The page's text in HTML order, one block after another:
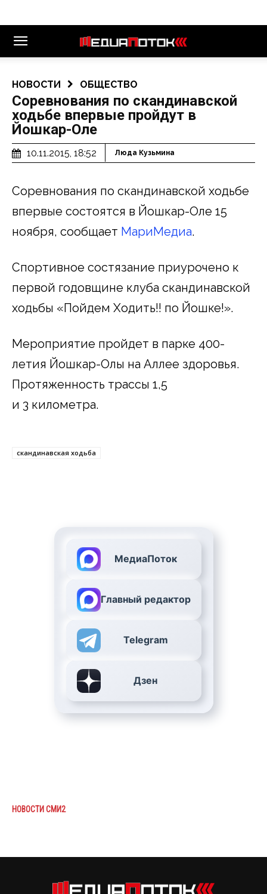
НОВОСТИ ОБЩЕСТВО
Соревнования по скандинавской
ходьбе впервые пройдут в
Йошкар-Оле
10.11.2015, 18:52 Люда Кузьмина
Соревнования по скандинавской ходьбе
впервые состоятся в Йошкар-Оле 15
ноября, сообщает МариМедиа.
Спортивное состязание приурочено к
первой годовщине клуба скандинавской
ходьбы «Пойдем Ходить!! по Йошке!».
Мероприятие пройдет в парке 400-
летия Йошкар-Олы на Аллее здоровья.
Протяженность трассы 1,5
и 3 километра.
скандинавская ходьба
МедиаПоток
Главный редактор
Telegram
Дзен
НОВОСТИ СМИ2